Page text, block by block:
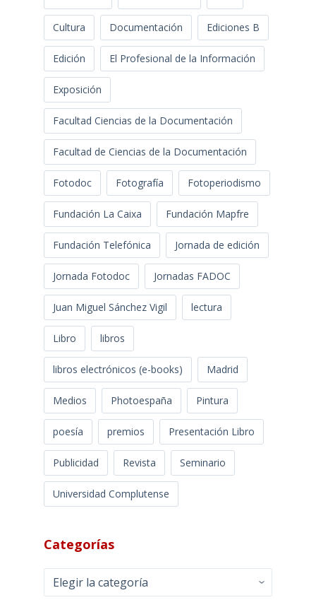
Cultura Documentación Ediciones B
Edición El Profesional de la Información
Exposición
Facultad Ciencias de la Documentación
Facultad de Ciencias de la Documentación
Fotodoc Fotografía Fotoperiodismo
Fundación La Caixa Fundación Mapfre
Fundación Telefónica Jornada de edición
Jornada Fotodoc Jornadas FADOC
Juan Miguel Sánchez Vigil lectura
Libro libros
libros electrónicos (e-books) Madrid
Medios Photoespaña Pintura
poesía premios Presentación Libro
Publicidad Revista Seminario
Universidad Complutense
Categorías
Categorías